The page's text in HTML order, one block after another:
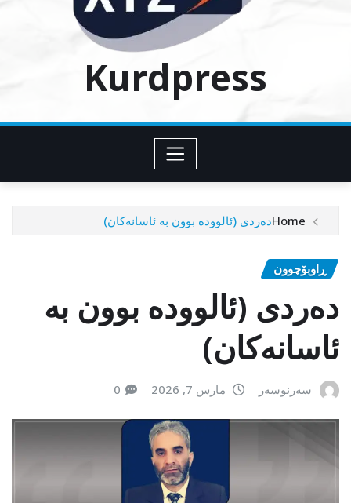
Kurdpress
Homeدەردی (ئالوودە بوون بە ئاسانەکان)
ڕاوبۆچوون
دەردی (ئالوودە بوون بە
ئاسانەکان)
سەرنوسەر مارس 7, 2026 0